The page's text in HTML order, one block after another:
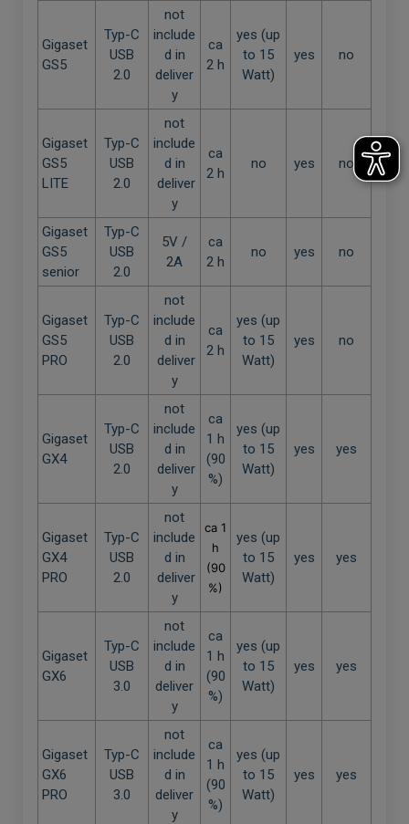
Gigaset
GS5
Typ-C
USB
2.0
not
include
d in
deliver
y
ca
2 h
yes (up
to 15
Watt)
yes no
Gigaset
GS5
LITE
Typ-C
USB
2.0
not
include
d in
deliver
y
ca
2 h
no yes no
Gigaset
GS5
senior
Typ-C
USB
2.0
5V /
2A
ca
2 h
no yes no
Gigaset
GS5
PRO
Typ-C
USB
2.0
not
include
d in
deliver
y
ca
2 h
yes (up
to 15
Watt)
yes no
Gigaset
GX4
Typ-C
USB
2.0
not
include
d in
deliver
y
ca
1 h
(90
%)
yes (up
to 15
Watt)
yes yes
Gigaset
GX4
PRO
Typ-C
USB
2.0
not
include
d in
deliver
y
ca 1
h
(90
%)
yes (up
to 15
Watt)
yes yes
Gigaset
GX6
Typ-C
USB
3.0
not
include
d in
deliver
y
ca
1 h
(90
%)
yes (up
to 15
Watt)
yes yes
Gigaset
GX6
PRO
Typ-C
USB
3.0
not
include
d in
deliver
y
ca
1 h
(90
%)
yes (up
to 15
Watt)
yes yes